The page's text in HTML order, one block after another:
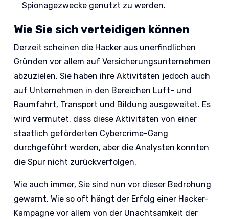
Spionagezwecke genutzt zu werden.
Wie Sie sich verteidigen können
Derzeit scheinen die Hacker aus unerfindlichen
Gründen vor allem auf Versicherungsunternehmen
abzuzielen. Sie haben ihre Aktivitäten jedoch auch
auf Unternehmen in den Bereichen Luft- und
Raumfahrt, Transport und Bildung ausgeweitet. Es
wird vermutet, dass diese Aktivitäten von einer
staatlich geförderten Cybercrime-Gang
durchgeführt werden, aber die Analysten konnten
die Spur nicht zurückverfolgen.
Wie auch immer, Sie sind nun vor dieser Bedrohung
gewarnt. Wie so oft hängt der Erfolg einer Hacker-
Kampagne vor allem von der Unachtsamkeit der